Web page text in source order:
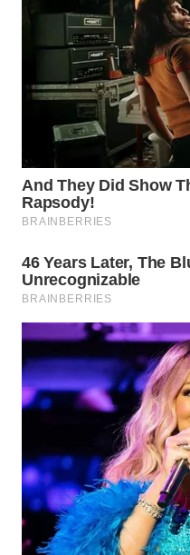
WN
TEBING
TINGGI
WN
PAKPAK
WN
KARAWANG
BEKASI
WN
BOGOR
WN
DEPOK
TAPANULI
UTARA
WN
SAMOSIR